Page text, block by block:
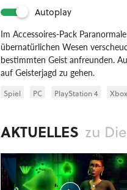
Autoplay
Im Accessoires-Pack
übernatürlichen Wesen
bestimmten Geist anfreunden.
auf Geisterjagd zu gehen.
Spiel PC PlayStation 4
AKTUELLES zu